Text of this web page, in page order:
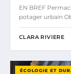
EN BREF
potager urbain
CLARA RIVIERE
ÉCOLOGIE ET